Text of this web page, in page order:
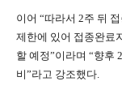
이어 “따라서 2주 뒤
제한에 있어 접종완료
할 예정”이라며 “향후
비”라고 강조했다.